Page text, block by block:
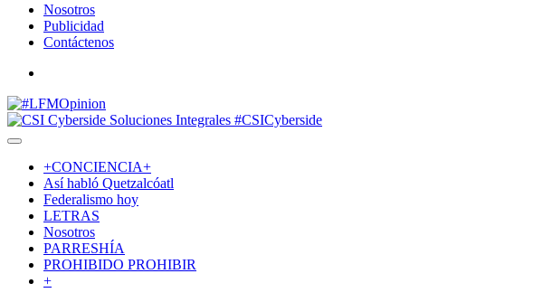
Nosotros
Publicidad
Contáctenos
+CONCIENCIA+
Así­ habló Quetzalcóatl
Federalismo hoy
LETRAS
Nosotros
PARRESHÍA
PROHIBIDO PROHIBIR
+